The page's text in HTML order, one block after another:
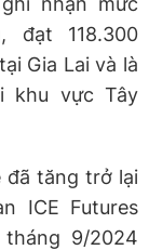
đạt 118.300
Gia Lai và là
khu vực Tây
đã tăng trở lại
ICE Futures
tháng 9/2024